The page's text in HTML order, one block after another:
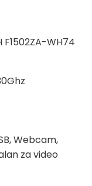
F1502ZA-WH74
Webcam,
za video